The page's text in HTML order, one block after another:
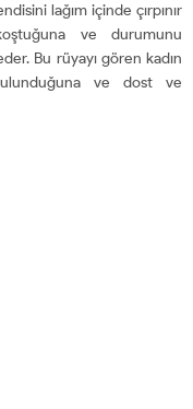
lağım içinde çırpınır
ve durumunu
Bu rüyayı gören kadın
ve dost ve